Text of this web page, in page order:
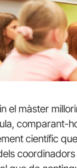
el màster
comparant-
científic